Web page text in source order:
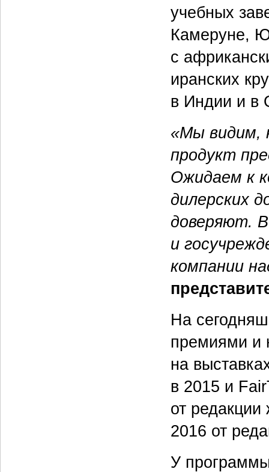
учебных
Камеруне,
с
иранских
в Индии и в
«Мы видим,
продукт
Ожидаем к
дилерских
доверяют. В
и
компании
На
премиями и
на
в 2015 и
от
2016 от
У